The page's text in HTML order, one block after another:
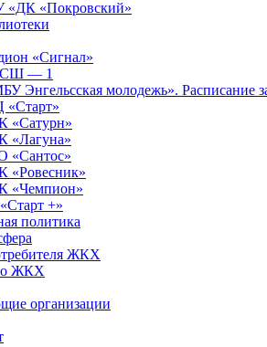
«ДК «Покровский»
«Сигнал»
— 1
Энгельсская молодежь». Расписание
«Сатурн»
«Лагуна»
«Сантос»
«Ровесник»
«Чемпион»
+»
политика
ЖКХ
ЖКХ
организации